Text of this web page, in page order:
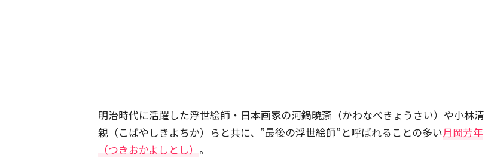
明治時代に活躍した浮世絵師・日本画家の河鍋暁斎（かわなべきょうさい）や小林清
親（こばやしきよちか）らと共に、”最後の浮世絵師”と呼ばれることの多い月岡芳年
（つきおかよしとし） 。